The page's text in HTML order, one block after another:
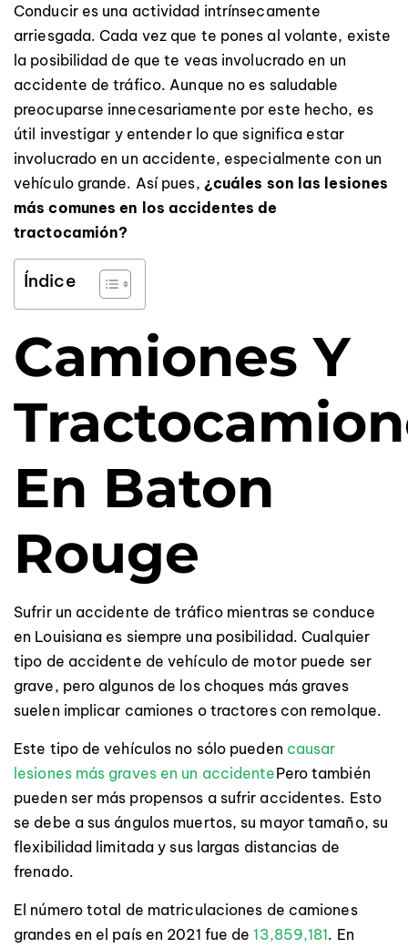
Conducir es una actividad intrínsecamente
arriesgada. Cada vez que te pones al volante, existe
la posibilidad de que te veas involucrado en un
accidente de tráfico. Aunque no es saludable
preocuparse innecesariamente por este hecho, es
útil investigar y entender lo que significa estar
involucrado en un accidente, especialmente con un
vehículo grande. Así pues, ¿cuáles son las lesiones
más comunes en los accidentes de
tractocamión?
Índice
Camiones Y
En Baton
Rouge
Sufrir un accidente de tráfico mientras se conduce
en Louisiana es siempre una posibilidad. Cualquier
tipo de accidente de vehículo de motor puede ser
grave, pero algunos de los choques más graves
suelen implicar camiones o tractores con remolque.
Este tipo de vehículos no sólo pueden causar
lesiones más graves en un accidentePero también
pueden ser más propensos a sufrir accidentes. Esto
se debe a sus ángulos muertos, su mayor tamaño, su
flexibilidad limitada y sus largas distancias de
frenado.
El número total de matriculaciones de camiones
grandes en el país en 2021 fue de13,859,181. En